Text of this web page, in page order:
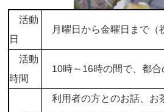
活動
日
月曜日から金曜日まで（
活動
時間
10時～16時の間で、都合
利用者の方とのお話、お